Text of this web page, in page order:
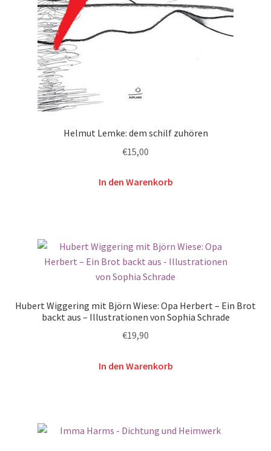
Helmut Lemke: dem schilf zuhören
€15,00
In den Warenkorb
Hubert Wiggering mit Björn Wiese: Opa Herbert – Ein Brot
backt aus – Illustrationen von Sophia Schrade
€19,90
In den Warenkorb